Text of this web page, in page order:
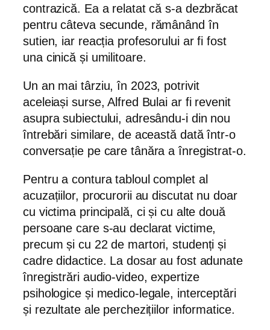
contrazică. Ea a relatat că s-a dezbrăcat
pentru câteva secunde, rămânând în
sutien, iar reacția profesorului ar fi fost
una cinică și umilitoare.
Un an mai târziu, în 2023, potrivit
aceleiași surse, Alfred Bulai ar fi revenit
asupra subiectului, adresându-i din nou
întrebări similare, de această dată într-o
conversație pe care tânăra a înregistrat-o.
Pentru a contura tabloul complet al
acuzațiilor, procurorii au discutat nu doar
cu victima principală, ci și cu alte două
persoane care s-au declarat victime,
precum și cu 22 de martori, studenți și
cadre didactice. La dosar au fost adunate
înregistrări audio-video, expertize
psihologice și medico-legale, interceptări
și rezultate ale perchezițiilor informatice.